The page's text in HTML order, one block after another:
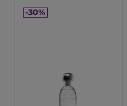
-30%